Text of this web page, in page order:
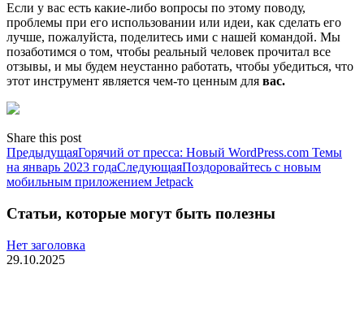
Если у вас есть какие-либо вопросы по этому поводу,
проблемы при его использовании или идеи, как сделать его
лучше, пожалуйста, поделитесь ими с нашей командой. Мы
позаботимся о том, чтобы реальный человек прочитал все
отзывы, и мы будем неустанно работать, чтобы убедиться, что
этот инструмент является чем-то ценным для вас.
Share this post
Поделиться
Поделиться
Поделиться
Поделиться
Поделиться
Навигация
по
ПредыдущаяПредыдущая
запись:
Горячий от пресса: Новый WordPress.com Темы
на январь 2023 годаСледующаяСледующая
запись:
Поздоровайтесь с новым
мобильным приложением Jetpack
Статьи, которые могут быть полезны
Нет заголовка
29.10.2025